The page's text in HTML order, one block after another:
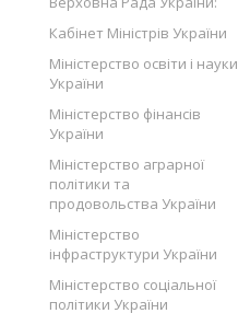
Кабінет Міністрів України
Міністерство освіти і науки
України
Міністерство фінансів
України
Міністерство аграрної
політики та
продовольства України
Міністерство
інфраструктури України
Міністерство соціальної
політики України